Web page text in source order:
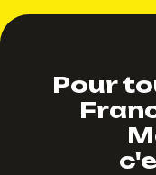
Pour